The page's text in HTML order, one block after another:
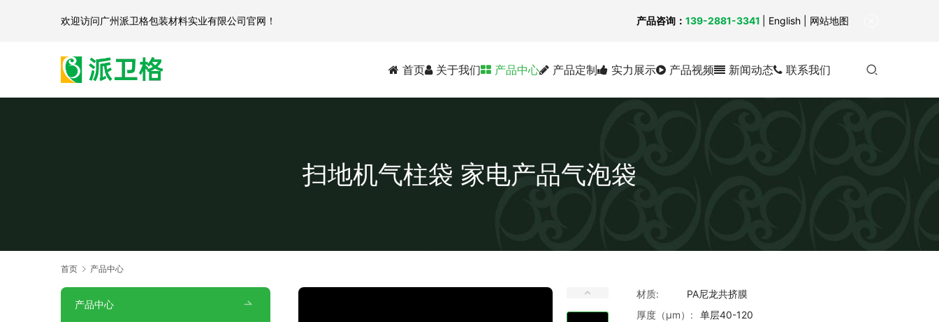
首页 关于我们 产品中心 产品定制 实力展示 产品视频 新闻动态 联系我们
扫地机气柱袋 家电产品气泡袋
首页 产品中心
材质:
PA尼龙共挤膜
厚度（μm）:
单层40-120
产品中心
欢迎访问广州派卫格包装材料实业有限公司官网 ！ 产品咨询： 139-2881-3341 English | 网站地图